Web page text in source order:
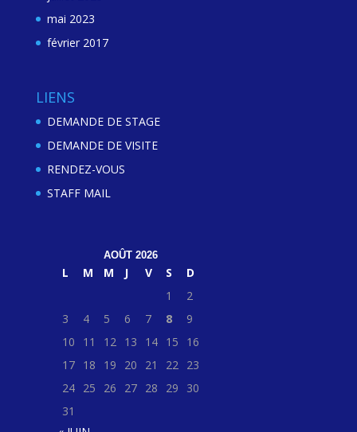
mai 2023
février 2017
LIENS
DEMANDE DE STAGE
DEMANDE DE VISITE
RENDEZ-VOUS
STAFF MAIL
AOÛT 2026
L M M J V S
D
1
2
3
4 5 6 7 8
9
10
11 12 13 14 15
16
17 18 19 20 21 22
23
24 25 26 27 28 29
30
31